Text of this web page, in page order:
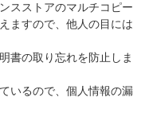
スストアのマルチコピー
ますので、他人の目には
書の取り忘れを防止しま
いるので、個人情報の漏